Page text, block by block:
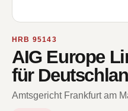
HRB 95143
AIG Europe
für
Amtsgericht Frankfurt am